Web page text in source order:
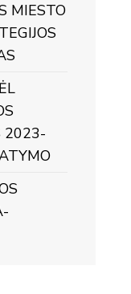
MIESTO
2023-